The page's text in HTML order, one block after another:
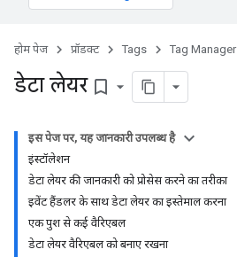
होम पेज प्रॉडक्ट Tags Tag Manager
डेटा लेयर bookmark_border
इस पेज पर, यह जानकारी उपलब्ध है
इंस्टॉलेशन
डेटा लेयर की जानकारी को प्रोसेस करने का तरीका
इवेंट हैंडलर के साथ डेटा लेयर का इस्तेमाल करना
एक पुश से कई वैरिएबल
डेटा लेयर वैरिएबल को बनाए रखना